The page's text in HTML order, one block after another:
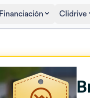
Financiación Clidrive